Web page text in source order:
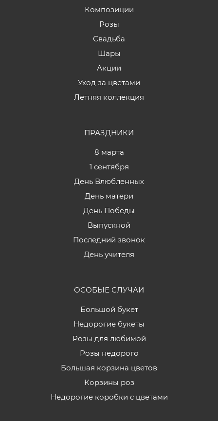
Композиции
Розы
Свадьба
Шары
Акции
Уход за цветами
Летняя коллекция
ПРАЗДНИКИ
8 марта
1 сентября
День Влюбленных
День матери
День Победы
Выпускной
Последний звонок
День учителя
ОСОБЫЕ СЛУЧАИ
Большой букет
Недорогие букеты
Розы для любимой
Розы недорого
Большая корзина цветов
Корзины роз
Недорогие коробки с цветами